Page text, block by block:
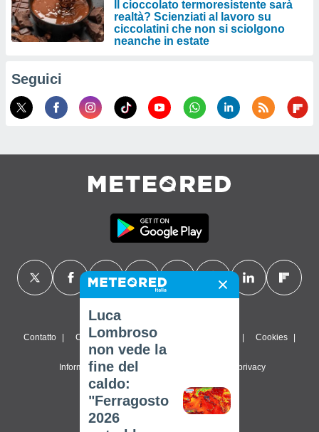
Il cioccolato termoresistente sarà
realtà? Scienziati al lavoro su
ciccolatini che non si sciolgono
neanche in estate
Seguici
Contatto Chi siamo FAQ Cookies
Informativa sulla privacy Impostazioni sulla privacy
© 2026 Meteored. Tutti i diritti riservati
Luca
Lombroso
non vede la
fine del
caldo:
"Ferragosto
2026